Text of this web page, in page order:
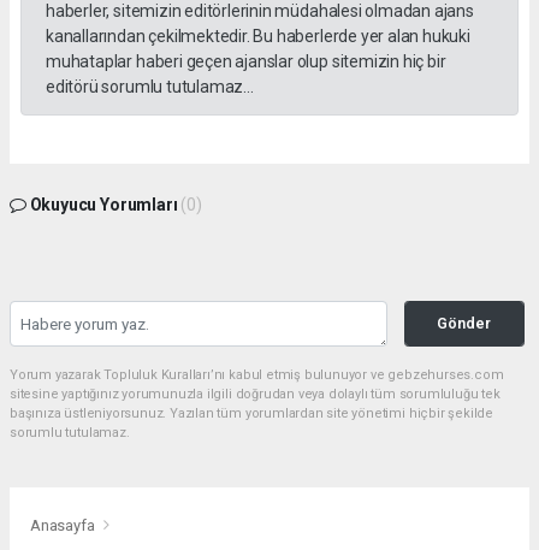
haberler, sitemizin editörlerinin müdahalesi olmadan ajans
kanallarından çekilmektedir. Bu haberlerde yer alan hukuki
muhataplar haberi geçen ajanslar olup sitemizin hiç bir
editörü sorumlu tutulamaz...
Okuyucu Yorumları (0)
Gönder
Yorum yazarak Topluluk Kuralları’nı kabul etmiş bulunuyor ve gebzehurses.com
sitesine yaptığınız yorumunuzla ilgili doğrudan veya dolaylı tüm sorumluluğu tek
başınıza üstleniyorsunuz. Yazılan tüm yorumlardan site yönetimi hiçbir şekilde
sorumlu tutulamaz.
Anasayfa